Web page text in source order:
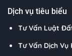
Dịch vụ tiêu biểu
Tư Vấn Luật
Tư Vấn Dịch Vụ